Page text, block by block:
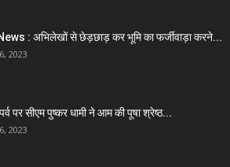
: अभिलेखों से छेड़छाड़ कर भूमि का फर्जीवाड़ा करने...
2023
पर सीएम पुष्कर धामी ने आम की पूषा श्रेष्ठ...
2023